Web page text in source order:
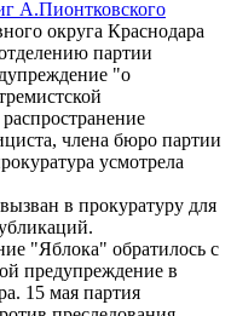
А.Пионтковского
округа Краснодара
партии
"о
члена бюро партии
усмотрела
в прокуратуру для
"Яблока" обратилось с
предупреждение в
15 мая партия